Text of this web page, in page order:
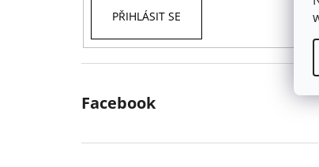
PŘIHLÁSIT SE
Facebook